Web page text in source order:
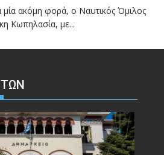
μία ακόμη φορά, ο Ναυτικός Όμιλος
Κωπηλασία, με...